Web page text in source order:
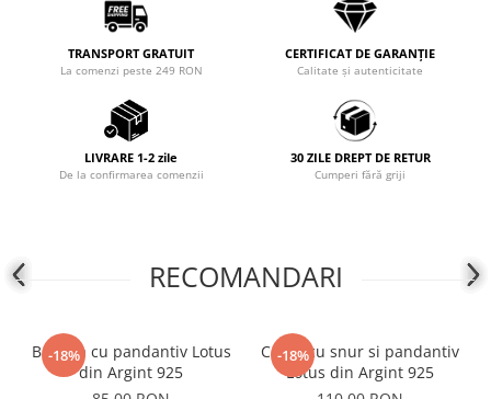
Coliere cu pietre semiprețioase
TRANSPORT GRATUIT
La comenzi peste 249 RON
CERTIFICAT DE GARANȚIE
Calitate și autenticitate
LIVRARE 1-2 zile
De la confirmarea comenzii
30 ZILE DREPT DE RETUR
Cumperi fără griji
RECOMANDARI
-18%
Bratara cu pandantiv Lotus
din Argint 925
-18%
Colier cu snur si pandantiv
Lotus din Argint 925